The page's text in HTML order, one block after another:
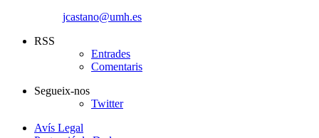
jcastano@umh.es
RSS
Entrades
Comentaris
Segueix-nos
Twitter
Avís Legal